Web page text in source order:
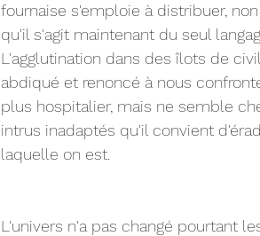
fournaise s'emploie à distribuer,
qu'il s'agit maintenant du seul
L'agglutination dans des îlots de
abdiqué et renoncé à nous
plus hospitalier, mais ne semble
intrus inadaptés qu'il convient
laquelle on est.
L'univers n'a pas changé pourtant